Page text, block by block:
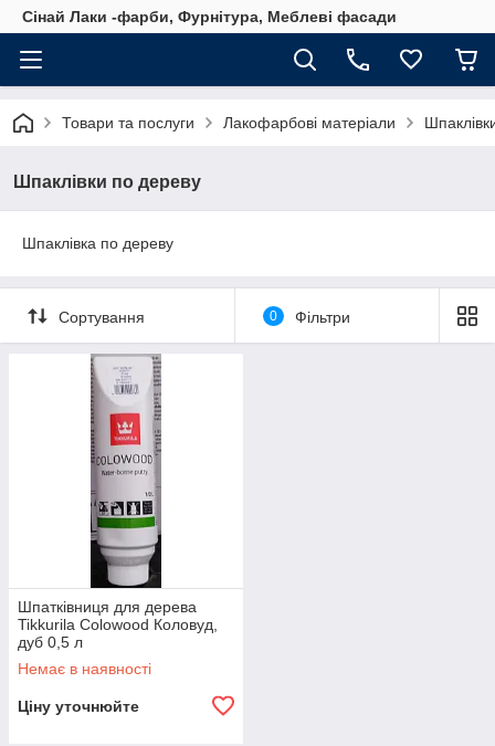
Сінай Лаки -фарби, Фурнітура, Меблеві фасади
Товари та послуги Лакофарбові матеріали
Шпаклівки по дереву
Шпаклівка по дереву
Сортування 0 Фільтри
Шпатківниця для дерева
Tikkurila Colowood Коловуд,
дуб 0,5 л
Немає в наявності
Ціну уточнюйте